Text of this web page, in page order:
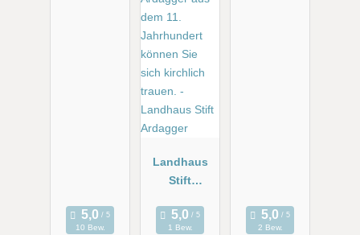
10 Bew.
Landhaus
Stift
1 Bew. 2 Bew.